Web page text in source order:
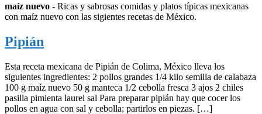
maíz nuevo - Ricas y sabrosas comidas y platos típicas mexicanas
con maíz nuevo con las sigientes recetas de México.
Pipián
Esta receta mexicana de Pipián de Colima, México lleva los
siguientes ingredientes: 2 pollos grandes 1/4 kilo semilla de calabaza
100 g maíz nuevo 50 g manteca 1/2 cebolla fresca 3 ajos 2 chiles
pasilla pimienta laurel sal Para preparar pipián hay que cocer los
pollos en agua con sal y cebolla; partirlos en piezas. […]